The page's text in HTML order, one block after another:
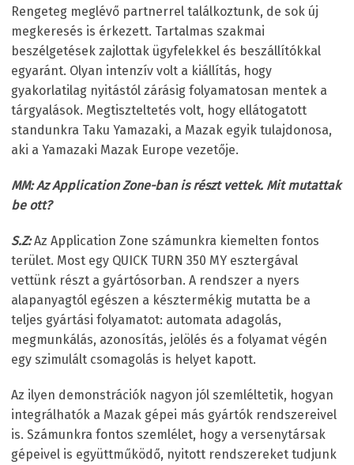
Rengeteg meglévő partnerrel találkoztunk, de sok új
megkeresés is érkezett. Tartalmas szakmai
beszélgetések zajlottak ügyfelekkel és beszállítókkal
egyaránt. Olyan intenzív volt a kiállítás, hogy
gyakorlatilag nyitástól zárásig folyamatosan mentek a
tárgyalások. Megtiszteltetés volt, hogy ellátogatott
standunkra Taku Yamazaki, a Mazak egyik tulajdonosa,
aki a Yamazaki Mazak Europe vezetője.
MM: Az Application Zone-ban is részt vettek. Mit mutattak
be ott?
S.Z: Az Application Zone számunkra kiemelten fontos
terület. Most egy QUICK TURN 350 MY esztergával
vettünk részt a gyártósorban. A rendszer a nyers
alapanyagtól egészen a késztermékig mutatta be a
teljes gyártási folyamatot: automata adagolás,
megmunkálás, azonosítás, jelölés és a folyamat végén
egy szimulált csomagolás is helyet kapott.
Az ilyen demonstrációk nagyon jól szemléltetik, hogyan
integrálhatók a Mazak gépei más gyártók rendszereivel
is. Számunkra fontos szemlélet, hogy a versenytársak
gépeivel is együttműködő, nyitott rendszereket tudjunk